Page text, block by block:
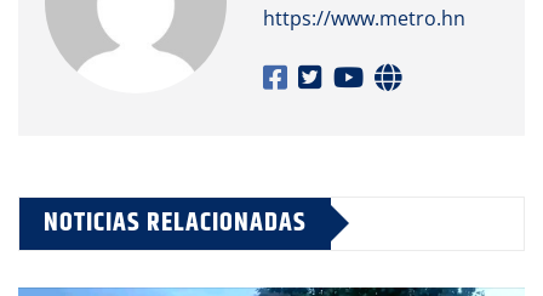
https://www.metro.hn
NOTICIAS RELACIONADAS